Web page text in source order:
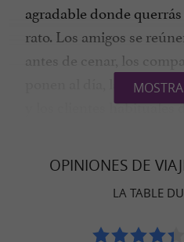
agradable donde
rato. Los amigos se
antes de cenar, los
ponen al día, las parejas
y los clientes habituales
clientes se acomodan
del día ( que
menús destacanlos
OPINIONES DE
LA TABLE